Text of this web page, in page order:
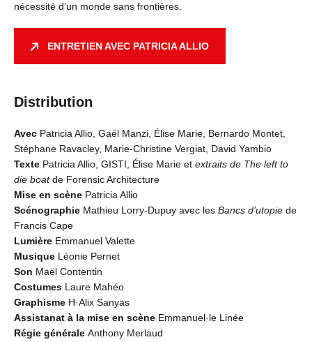
nécessité d’un monde sans frontières.
ENTRETIEN AVEC PATRICIA ALLIO
Distribution
Avec Patricia Allio, Gaël Manzi, Élise Marie, Bernardo Montet,
Stéphane Ravacley, Marie-Christine Vergiat, David Yambio
Texte Patricia Allio, GISTI, Élise Marie et extraits de The left to
die boatde Forensic Architecture
Mise en scène Patricia Allio
Scénographie Mathieu Lorry-Dupuy avec les Bancs d’utopie de
Francis Cape
Lumière Emmanuel Valette
Musique Léonie Pernet
Son Maël Contentin
Costumes Laure Mahéo
Graphisme H·Alix Sanyas
Assistanat à la mise en scène Emmanuel·le Linée
Régie générale Anthony Merlaud